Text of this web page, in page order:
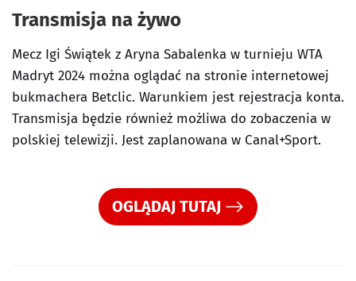
Transmisja na żywo
Mecz Igi Świątek z Aryna Sabalenka w turnieju WTA
Madryt 2024 można oglądać na stronie internetowej
bukmachera Betclic. Warunkiem jest rejestracja konta.
Transmisja będzie również możliwa do zobaczenia w
polskiej telewizji. Jest zaplanowana w Canal+Sport.
OGLĄDAJ TUTAJ